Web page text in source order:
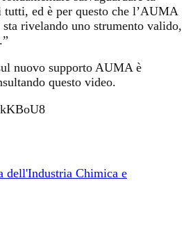
tutti, ed è per questo che l’AUMA
rivelando uno strumento valido,
nuovo supporto AUMA è
questo video.
dell'Industria Chimica e